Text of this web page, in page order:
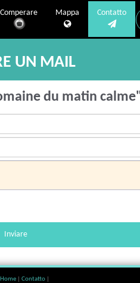
Mappa Contatto
UN MAIL
du matin
Inviare
Home Contatto